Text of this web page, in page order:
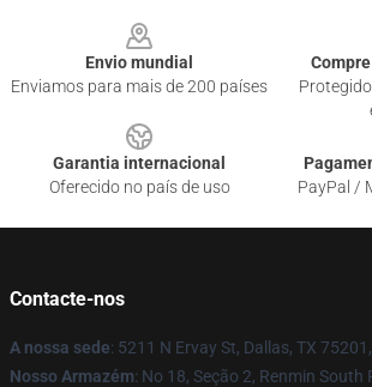
Envio mundial
Enviamos para mais de 200 países
Garantia internacional
Oferecido no país de uso
PayPal /
Contacte-nos
A nossa sede: 5211 N Ervay St, Dallas, TX
Nosso Armazém: No 18, Seção 2, Renmin South